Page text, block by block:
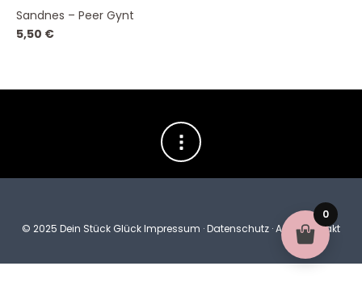
können
der
Produktseite
gewählt
werden
Sandnes – Peer Gynt
5,50 €
© 2025 Dein Stück GlückImpressum ·Datenschutz ·AGB·Kontakt
0